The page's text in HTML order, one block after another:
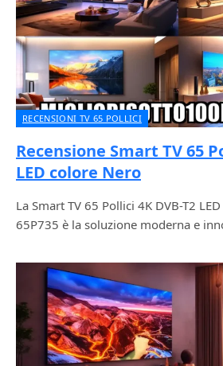
RECENSIONI TV 65 POLLICI
Recensione Smart TV 65
LED colore Nero
La Smart TV 65 Pollici 4K DVB-T2
65P735 è la soluzione moderna e